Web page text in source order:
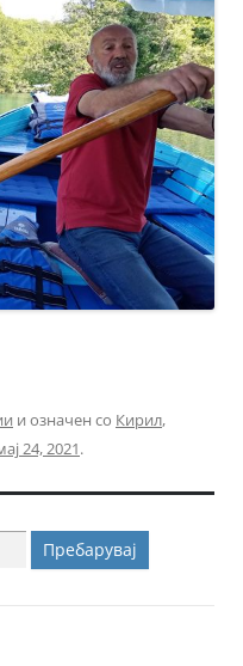
и означен со Кирил,
24, 2021.